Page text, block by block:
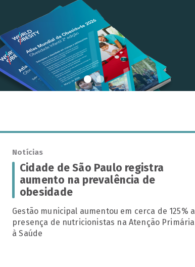
Notícias
Cidade de São Paulo registra
aumento na prevalência de
obesidade
Gestão municipal aumentou em cerca de 125% a
presença de nutricionistas na Atenção Primária
à Saúde